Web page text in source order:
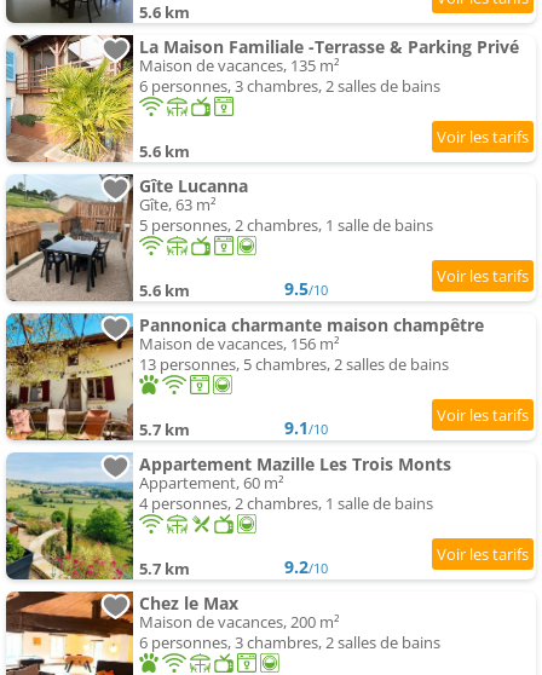
5.6 km
La Maison Familiale -Terrasse & Parking Privé
Maison de vacances, 135 m²
6 personnes, 3 chambres, 2 salles de bains
5.6 km
Gîte Lucanna
Gîte, 63 m²
5 personnes, 2 chambres, 1 salle de bains
5.6 km 9.5/10
Pannonica charmante maison champêtre
Maison de vacances, 156 m²
13 personnes, 5 chambres, 2 salles de bains
5.7 km 9.1/10
Appartement Mazille Les Trois Monts
Appartement, 60 m²
4 personnes, 2 chambres, 1 salle de bains
5.7 km 9.2/10
Chez le Max
Maison de vacances, 200 m²
6 personnes, 3 chambres, 2 salles de bains